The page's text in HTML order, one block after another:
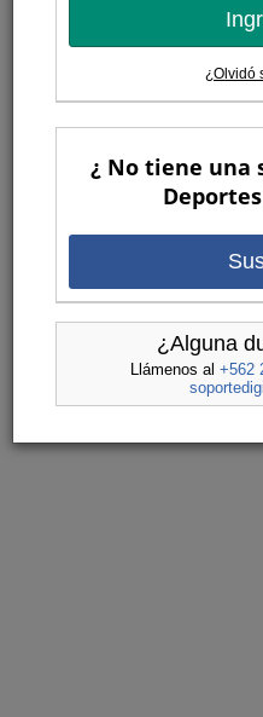
¿Olvidó
¿ No tiene una
¿Alguna
Llámenos al +562